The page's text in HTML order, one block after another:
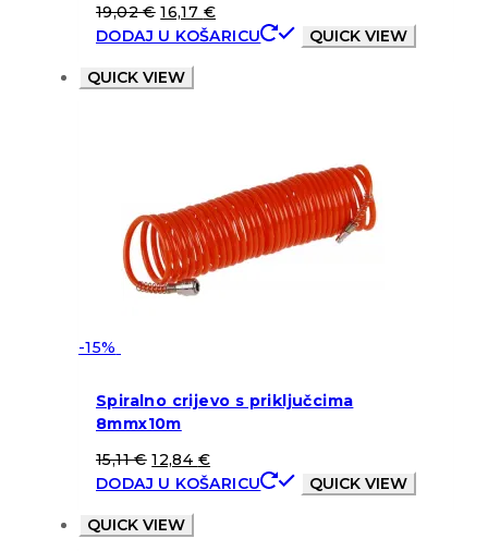
19,02€ 16,17 €
DODAJ U KOŠARICU
QUICK VIEW
QUICK VIEW
-15%
Spiralno crijevo s priključcima
8mmx10m
15,11€ 12,84 €
DODAJ U KOŠARICU
QUICK VIEW
QUICK VIEW